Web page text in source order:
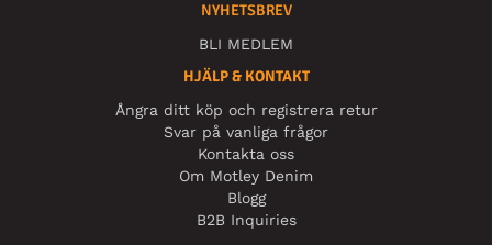
NYHETSBREV
BLI MEDLEM
HJÄLP & KONTAKT
Ångra ditt köp och registrera retur
Svar på vanliga frågor
Kontakta oss
Om Motley Denim
Blogg
B2B Inquiries